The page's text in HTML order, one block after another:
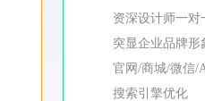
资深设计师一对
突显企业品牌形
官网/商城/微信/
搜索引擎优化